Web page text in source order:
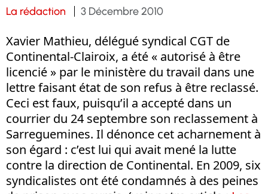
La rédaction 3 Décembre 2010
Xavier Mathieu, délégué syndical CGT de
Continental-Clairoix, a été « autorisé à être
licencié » par le ministère du travail dans une
lettre faisant état de son refus à être reclassé.
Ceci est faux, puisqu’il a accepté dans un
courrier du 24 septembre son reclassement à
Sarreguemines. Il dénonce cet acharnement à
son égard : c’est lui qui avait mené la lutte
contre la direction de Continental. En 2009, six
syndicalistes ont été condamnés à des peines